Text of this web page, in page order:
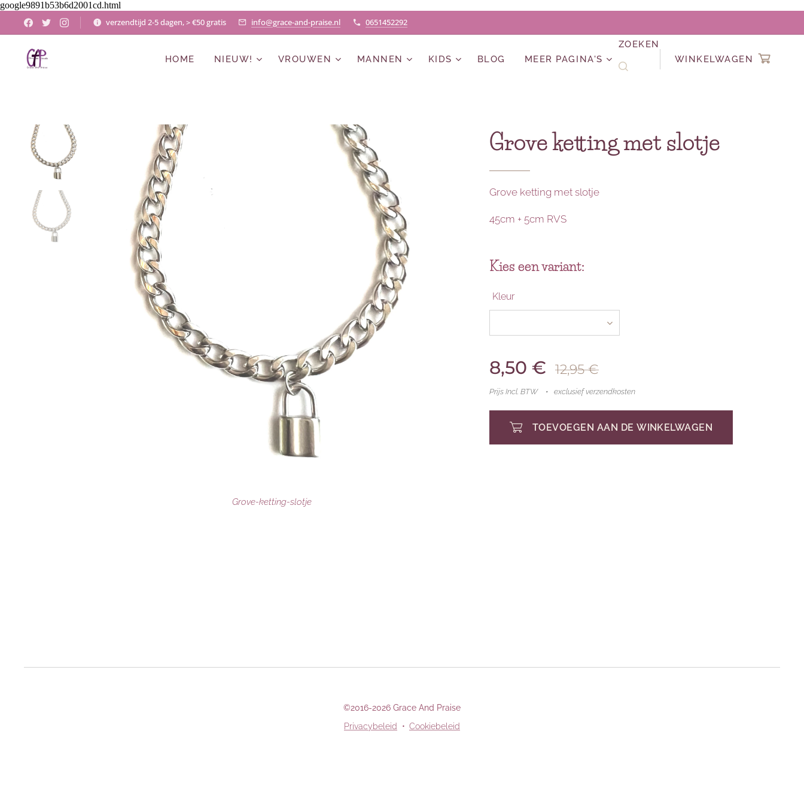
google9891b53b6d2001cd.html
verzendtijd 2-5 dagen, > €50 gratis info@grace-and-praise.nl 0651452292
HOME NIEUW! VROUWEN MANNEN KIDS BLOG MEER PAGINA'S
ZOEKEN
WINKELWAGEN
Grove ketting met slotje
Grove-ketting-slotje
Grove ketting met slotje
45cm + 5cm RVS
Kies een variant:
Kleur
8,50 € 12,95€
Prijs Incl. BTW exclusief verzendkosten
TOEVOEGEN AAN DE WINKELWAGEN
©2016-2026 Grace And Praise
Privacybeleid
Cookiebeleid